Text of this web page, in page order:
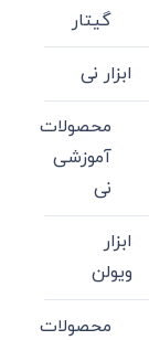
گیتار
ابزار نی
محصولات
آموزشی
نی
ابزار
ویولن
محصولات